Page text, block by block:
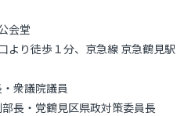
会堂
より徒歩１分、京急線 京急鶴見駅
衆議院議員
長・党鶴見区県政対策委員長